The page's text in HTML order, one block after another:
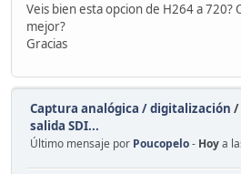
Veis bien esta opcion de H264 a 720?
mejor?
Gracias
Captura analógica / digitalización /
salida SDI...
Último mensaje por Poucopelo- Hoya